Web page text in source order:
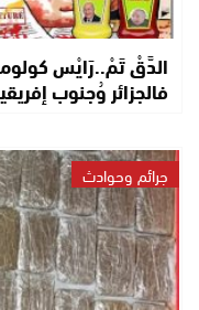
الدَّقْ تَمْ..رَايْس
فالجزائر وُجنوب
جرائم وحوادث